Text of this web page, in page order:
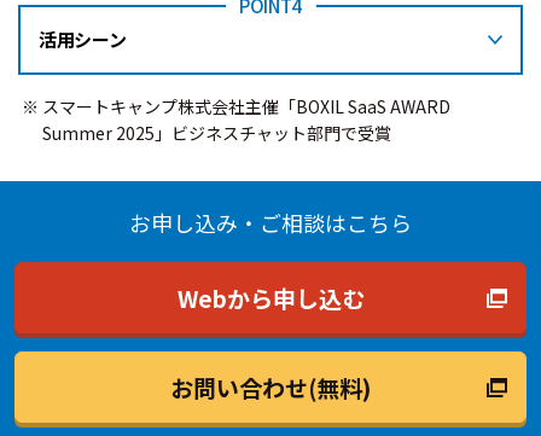
POINT4
活用シーン
スマートキャンプ株式会社主催「BOXIL SaaS AWARD
Summer 2025」ビジネスチャット部門で受賞
お申し込み・ご相談はこちら
Webから申し込む
お問い合わせ(無料)